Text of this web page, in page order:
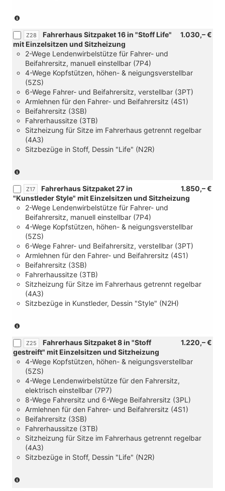
Verbindung
mit
[FM4]
Trimlevel
Style
für
Transporter)
Z28 1.030,– €
Fahrerhaus Sitzpaket 16 in "Stoff Life"
mit Einzelsitzen und Sitzheizung
2-Wege Lendenwirbelstütze für Fahrer- und
Beifahrersitz, manuell einstellbar (7P4)
4-Wege Kopfstützen, höhen- & neigungsverstellbar
(5ZS)
6-Wege Fahrer- und Beifahrersitz, verstellbar (3PT)
Armlehnen für den Fahrer- und Beifahrersitz (4S1)
Beifahrersitz (3SB)
Fahrerhaussitze (3TB)
Sitzheizung für Sitze im Fahrerhaus getrennt regelbar
(4A3)
Sitzbezüge in Stoff, Dessin "Life" (N2R)
Verbindung
mit
[FM4]
Trimlevel
Style
für
Transporter)
Z17 1.850,– €
Fahrerhaus Sitzpaket 27 in
"Kunstleder Style" mit Einzelsitzen und Sitzheizung
2-Wege Lendenwirbelstütze für Fahrer- und
Beifahrersitz, manuell einstellbar (7P4)
4-Wege Kopfstützen, höhen- & neigungsverstellbar
(5ZS)
6-Wege Fahrer- und Beifahrersitz, verstellbar (3PT)
Armlehnen für den Fahrer- und Beifahrersitz (4S1)
Beifahrersitz (3SB)
Fahrerhaussitze (3TB)
Sitzheizung für Sitze im Fahrerhaus getrennt regelbar
(4A3)
Sitzbezüge in Kunstleder, Dessin "Style" (N2H)
Verbindung
mit
[FM4]
Trimlevel
Style
für
Transporter)
Z25 1.220,– €
Fahrerhaus Sitzpaket 8 in "Stoff
gestreift" mit Einzelsitzen und Sitzheizung
4-Wege Kopfstützen, höhen- & neigungsverstellbar
(5ZS)
4-Wege Lendenwirbelstütze für den Fahrersitz,
elektrisch einstellbar (7P7)
8-Wege Fahrersitz und 6-Wege Beifahrersitz (3PL)
Armlehnen für den Fahrer- und Beifahrersitz (4S1)
Beifahrersitz (3SB)
Fahrerhaussitze (3TB)
Sitzheizung für Sitze im Fahrerhaus getrennt regelbar
(4A3)
Sitzbezüge in Stoff, Dessin "Life" (N2R)